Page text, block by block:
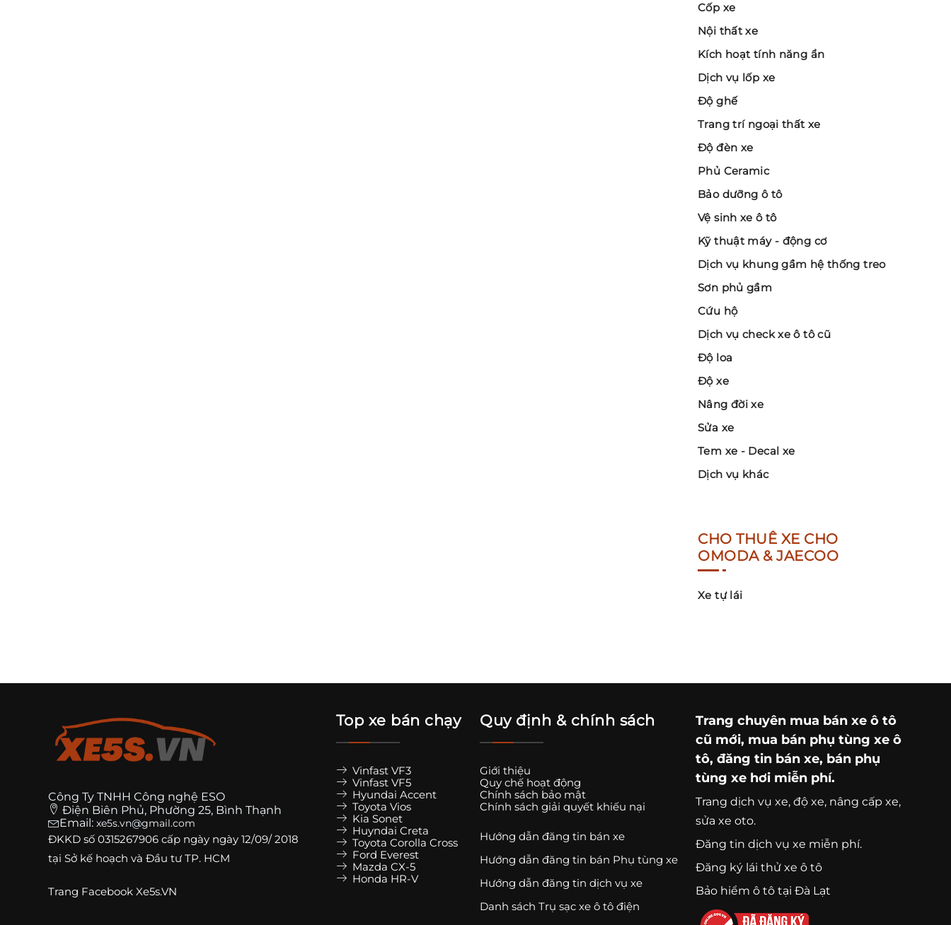
Cốp xe
Nội thất xe
Kích hoạt tính năng ẩn
Dịch vụ lốp xe
Độ ghế
Trang trí ngoại thất xe
Độ đèn xe
Phủ Ceramic
Bảo dưỡng ô tô
Vệ sinh xe ô tô
Kỹ thuật máy - động cơ
Dịch vụ khung gầm hệ thống treo
Sơn phủ gầm
Cứu hộ
Dịch vụ check xe ô tô cũ
Độ loa
Độ xe
Nâng đời xe
Sửa xe
Tem xe - Decal xe
Dịch vụ khác
CHO THUÊ XE CHO
OMODA & JAECOO
Xe tự lái
Công Ty TNHH Công nghệ ESO
Điện Biên Phủ, Phường 25, Bình Thạnh
Email: xe5s.vn@gmail.com
ĐKKD số 0315267906 cấp ngày ngày 12/09/ 2018
tại Sở kế hoạch và Đầu tư TP. HCM
Trang Facebook Xe5s.VN
Top xe bán chạy
Vinfast VF3
Vinfast VF5
Hyundai Accent
Toyota Vios
Kia Sonet
Huyndai Creta
Toyota Corolla Cross
Ford Everest
Mazda CX-5
Honda HR-V
Quy định & chính sách
Giới thiệu
Quy chế hoạt động
Chính sách bảo mật
Chính sách giải quyết khiếu nại
Hướng dẫn đăng tin bán xe
Hướng dẫn đăng tin bán Phụ tùng xe
Hướng dẫn đăng tin dịch vụ xe
Danh sách Trụ sạc xe ô tô điện
Trang chuyên mua bán xe ô tô
cũ mới, mua bán phụ tùng xe ô
tô, đăng tin bán xe, bán phụ
tùng xe hơi miễn phí.
Trang dịch vụ xe, độ xe, nâng cấp xe,
sửa xe oto.
Đăng tin dịch vụ xe miễn phí.
Đăng ký lái thử xe ô tô
Bảo hiểm ô tô tại Đà Lạt